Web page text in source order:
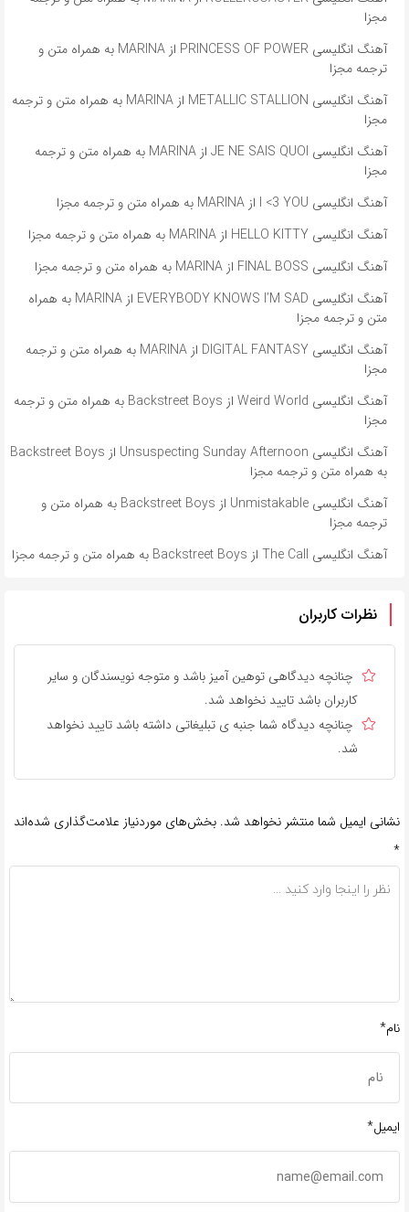
مجزا
آهنگ انگلیسی PRINCESS OF POWER از MARINA به همراه متن و
ترجمه مجزا
آهنگ انگلیسی METALLIC STALLION از MARINA به همراه متن و ترجمه
مجزا
آهنگ انگلیسی JE NE SAIS QUOI از MARINA به همراه متن و ترجمه
مجزا
آهنگ انگلیسی I <3 YOU از MARINA به همراه متن و ترجمه مجزا
آهنگ انگلیسی HELLO KITTY از MARINA به همراه متن و ترجمه مجزا
آهنگ انگلیسی FINAL BOSS از MARINA به همراه متن و ترجمه مجزا
آهنگ انگلیسی EVERYBODY KNOWS I’M SAD از MARINA به همراه
متن و ترجمه مجزا
آهنگ انگلیسی DIGITAL FANTASY از MARINA به همراه متن و ترجمه
مجزا
آهنگ انگلیسی Weird World از Backstreet Boys به همراه متن و ترجمه
مجزا
آهنگ انگلیسی Unsuspecting Sunday Afternoon از Backstreet Boys
به همراه متن و ترجمه مجزا
آهنگ انگلیسی Unmistakable از Backstreet Boys به همراه متن و
ترجمه مجزا
آهنگ انگلیسی The Call از Backstreet Boys به همراه متن و ترجمه مجزا
نظرات کاربران
چنانچه دیدگاهی توهین آمیز باشد و متوجه نویسندگان و سایر
کاربران باشد تایید نخواهد شد.
چنانچه دیدگاه شما جنبه ی تبلیغاتی داشته باشد تایید نخواهد
شد.
نشانی ایمیل شما منتشر نخواهد شد. بخش‌های موردنیاز علامت‌گذاری شده‌اند
*
نام*
ایمیل*